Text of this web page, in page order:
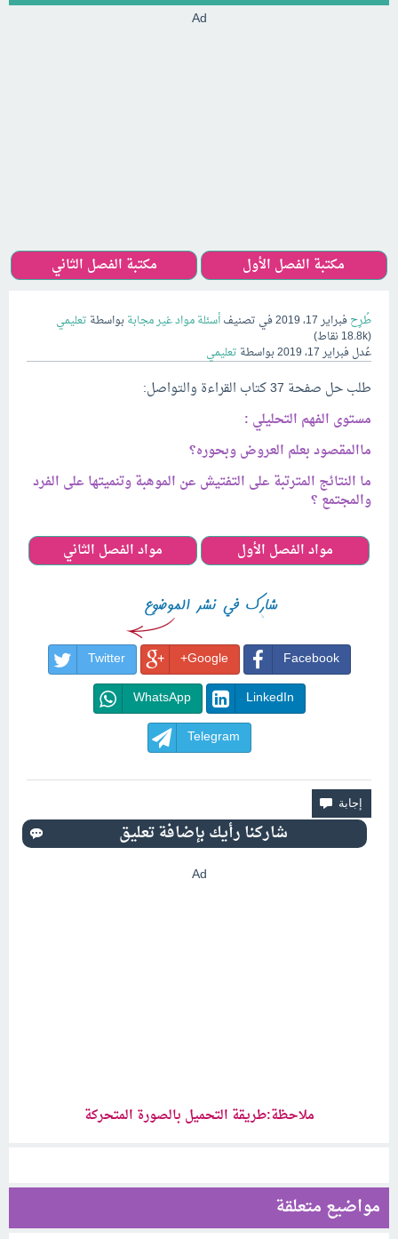
Ad
مكتبة الفصل الأول مكتبة الفصل الثاني
طُرِحفبراير 17، 2019 في تصنيفأسئلة مواد غير مجابةبواسطة تعليمي
(
18.8kنقاط)
عُدلفبراير 17، 2019 بواسطة تعليمي
طلب حل صفحة 37 كتاب القراءة والتواصل:
مستوى الفهم التحليلي :
ماالمقصود بعلم العروض وبحوره؟
ما النتائج المترتبة على التفتيش عن الموهبة وتنميتها على الفرد
والمجتمع ؟
مواد الفصل الأول مواد الفصل الثاني
Facebook
Google+
Twitter
LinkedIn
WhatsApp
Telegram
Ad
ملاحظة:طريقة التحميل بالصورة المتحركة
مواضيع متعلقة